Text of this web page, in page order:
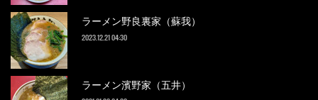
ラーメン野良裏家（蘇我）
2023.12.21 04:30
ラーメン濱野家（五井）